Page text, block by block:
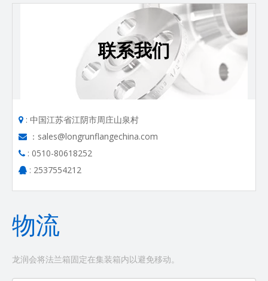
联系我们
 : 中国江苏省江阴市周庄山泉村
 ：sales@longrunflangechina.com
 : 0510-80618252
 : 2537554212
物流
龙润会将法兰箱固定在集装箱内以避免移动。